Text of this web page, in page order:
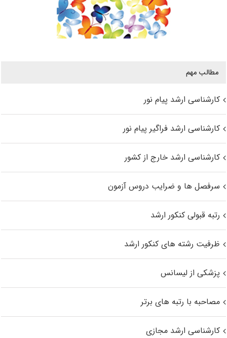
مطالب مهم
کارشناسی ارشد پیام نور
کارشناسی ارشد فراگیر پیام نور
کارشناسی ارشد خارج از کشور
سرفصل ها و ضرایب دروس آزمون
رتبه قبولی کنکور ارشد
ظرفیت رشته های کنکور ارشد
پزشکی از لیسانس
مصاحبه با رتبه های برتر
کارشناسی ارشد مجازی